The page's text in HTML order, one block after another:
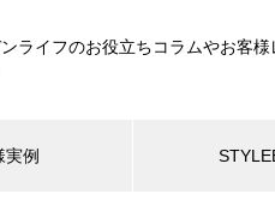
ライフのお役立ちコラムやお客
実例